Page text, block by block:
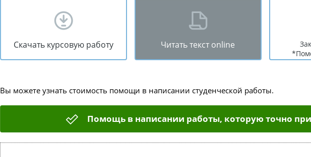
Скачать курсовую работу Читать текст online
Вы можете узнать стоимость помощи в написании студенческой работы.
Помощь в написании работы, которую точно